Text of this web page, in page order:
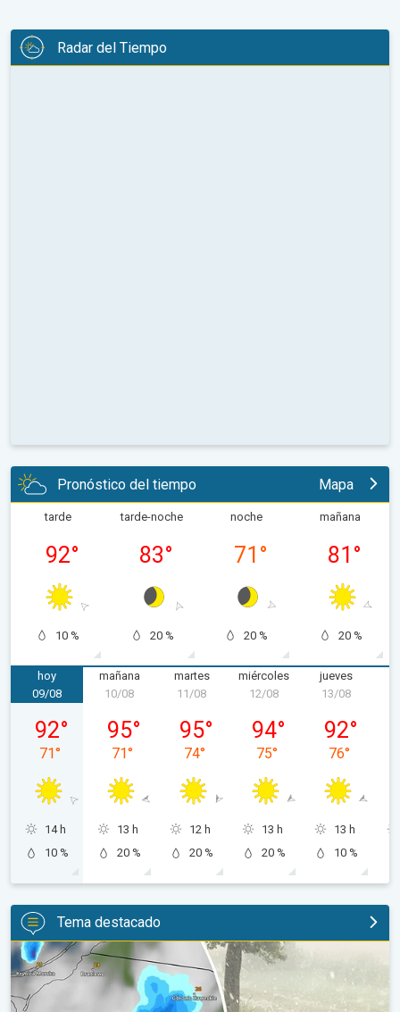
Radar del Tiempo
Pronóstico del tiempo Mapa
tarde
92°
10 %
tarde-noche
83°
20 %
noche
71 °
20 %
mañana
81 °
20 %
hoy
domingo, 09/08
09/08
92°
71°
14 h
10 %
mañana
10/08
95°
71°
13 h
20 %
martes
11/08
95°
74°
12 h
20 %
miércoles
miércoles, 12/08
12/08
94°
75°
13 h
20 %
jueves
13/08
92°
76°
13 h
10 %
Tema destacado
Granizo gigante en Polonia. Tormentas severas. . .